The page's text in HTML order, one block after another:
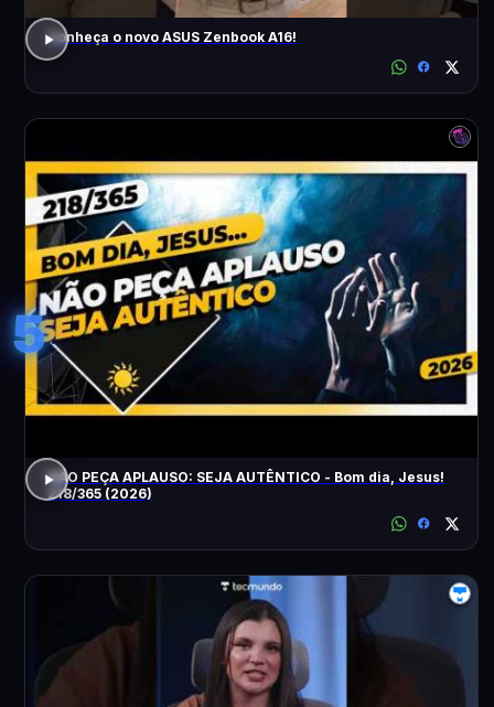
Conheça o novo ASUS Zenbook A16!
5
NÃO PEÇA APLAUSO: SEJA AUTÊNTICO - Bom dia, Jesus!
218/365 (2026)